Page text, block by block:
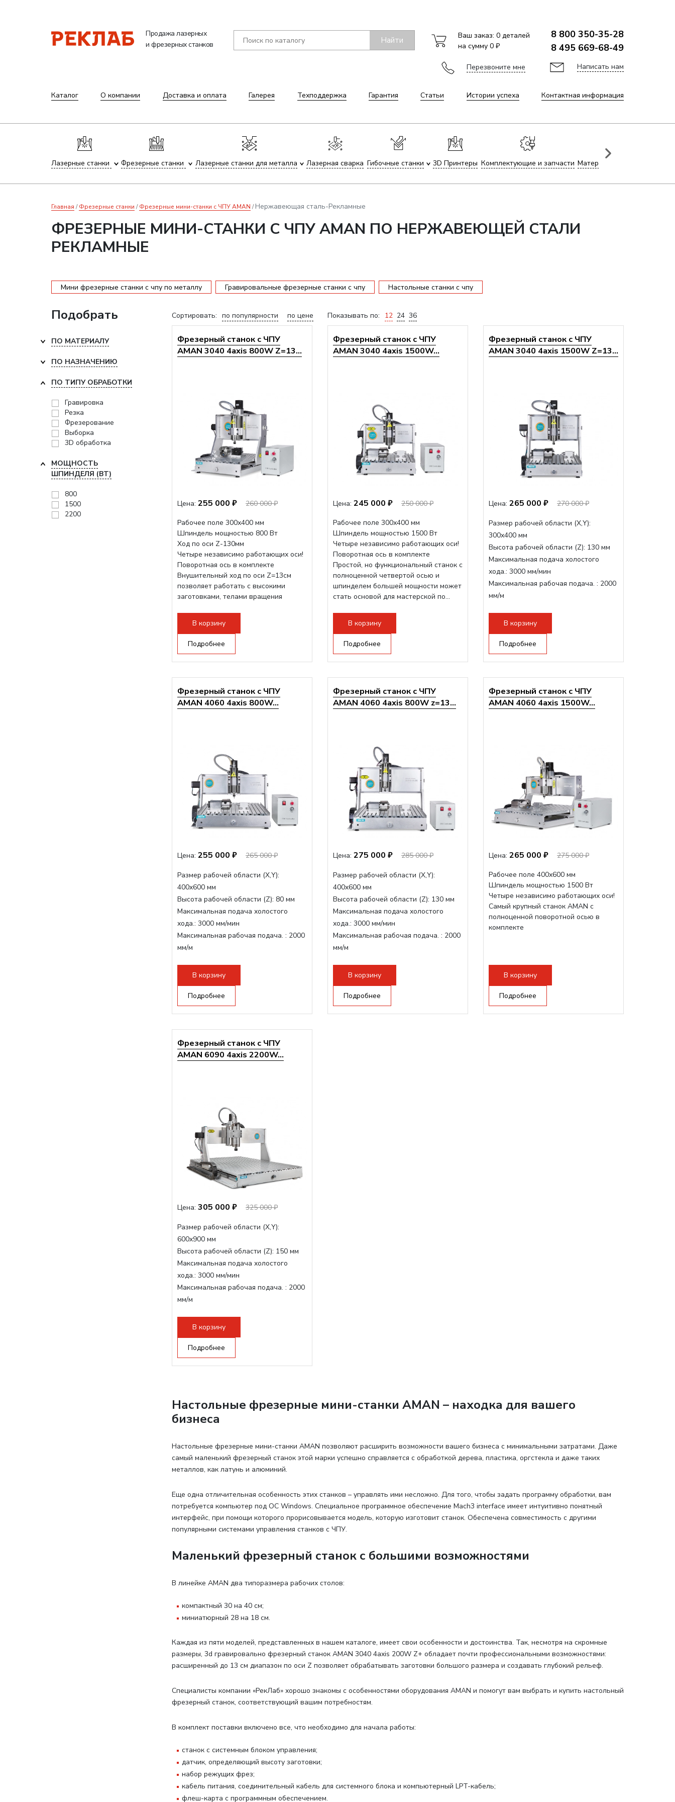
Продажа лазерных
и фрезерных станков
Найти Ваш заказ: 0деталей
на сумму 0 ₽
8 800 350-35-28
8 495 669-68-49
Перезвоните мне Написать нам
Каталог О компании Доставка и оплата Галерея Техподдержка Гарантия Статьи Истории успеха Контактная информация
Лазерные станки Фрезерные станки Лазерные станки для металла Лазерная сварка Гибочные станки 3D Принтеры Комплектующие и запчасти Материалы для лазерной
Главная Фрезерные станки Фрезерные мини-станки с ЧПУ AMAN Нержавеющая сталь-Рекламные
ФРЕЗЕРНЫЕ МИНИ-СТАНКИ С ЧПУ AMAN ПО НЕРЖАВЕЮЩЕЙ СТАЛИ
РЕКЛАМНЫЕ
Мини фрезерные станки с чпу по металлу Гравировальные фрезерные станки с чпу Настольные станки с чпу
Сортировать: по популярности по цене Показывать по: 12 24 36
Фрезерный станок с ЧПУ
AMAN 3040 4axis 800W Z=13...
Цена: 255 000 ₽
260 000 ₽
Рабочее поле 300х400 мм
Шпиндель мощностью 800 Вт
Ход по оси Z-130мм
Четыре независимо работающих оси!
Поворотная ось в комплекте
Внушительный ход по оси Z=13см
позволяет работать с высокими
заготовками, телами вращения
В корзину
Подробнее
Фрезерный станок с ЧПУ
AMAN 3040 4axis 1500W...
Цена: 245 000 ₽
250 000 ₽
Рабочее поле 300х400 мм
Шпиндель мощностью 1500 Вт
Четыре независимо работающих оси!
Поворотная ось в комплекте
Простой, но функциональный станок с
полноценной четвертой осью и
шпинделем большей мощности может
стать основой для мастерской по...
В корзину
Подробнее
Фрезерный станок с ЧПУ
AMAN 3040 4axis 1500W Z=13...
Цена: 265 000 ₽ 270 000 ₽
Размер рабочей области (Х,Y):
300x400 мм
Высота рабочей области (Z): 130 мм
Максимальная подача холостого
хода.: 3000 мм/мин
Максимальная рабочая подача. : 2000
мм/м
стандартно:Т-слот
Цанговый патрон:ER11
Мощность шпинделя:
В корзину
Подробнее
Фрезерный станок с ЧПУ
AMAN 4060 4axis 800W...
Цена: 255 000 ₽ 265 000 ₽
Размер рабочей области (Х,Y):
400x600 мм
Высота рабочей области (Z): 80 мм
Максимальная подача холостого
хода.: 3000 мм/мин
Максимальная рабочая подача. : 2000
мм/м
стандартно:Т-слот
Цанговый патрон:ER11
Мощность шпинделя:
В корзину
Подробнее
Фрезерный станок с ЧПУ
AMAN 4060 4axis 800W z=13...
Цена: 275 000 ₽ 285 000 ₽
Размер рабочей области (Х,Y):
400x600 мм
Высота рабочей области (Z): 130 мм
Максимальная подача холостого
хода.: 3000 мм/мин
Максимальная рабочая подача. : 2000
мм/м
стандартно:Т-слот
Цанговый патрон:ER11
Мощность шпинделя:
В корзину
Подробнее
Фрезерный станок с ЧПУ
AMAN 4060 4axis 1500W...
Цена: 265 000 ₽
275 000 ₽
Рабочее поле 400х600 мм
Шпиндель мощностью 1500 Вт
Четыре независимо работающих оси!
Самый крупный станок AMAN с
полноценной поворотной осью в
комплекте
В корзину
Подробнее
Фрезерный станок с ЧПУ
AMAN 6090 4axis 2200W...
Цена: 305 000 ₽ 325 000 ₽
Размер рабочей области (Х,Y):
600x900 мм
Высота рабочей области (Z): 150 мм
Максимальная подача холостого
хода.: 3000 мм/мин
Максимальная рабочая подача. : 2000
мм/м
стандартно:Т-слот
Цанговый патрон:ER20
Мощность шпинделя:
В корзину
Подробнее
Настольные фрезерные мини-станки AMAN – находка для вашего
бизнеса
Настольные фрезерные мини-станки AMAN позволяют расширить возможности вашего бизнеса с минимальными затратами. Даже
самый маленький фрезерный станок этой марки успешно справляется с обработкой дерева, пластика, оргстекла и даже таких
металлов, как латунь и алюминий.
Еще одна отличительная особенность этих станков – управлять ими несложно. Для того, чтобы задать программу обработки, вам
потребуется компьютер под ОС Windows. Специальное программное обеспечение Mach3 interface имеет интуитивно понятный
интерфейс, при помощи которого прорисовывается модель, которую изготовит станок. Обеспечена совместимость с другими
популярными системами управления станков с ЧПУ.
Маленький фрезерный станок с большими возможностями
В линейке AMAN два типоразмера рабочих столов:
компактный 30 на 40 см;
миниатюрный 28 на 18 см.
Каждая из пяти моделей, представленных в нашем каталоге, имеет свои особенности и достоинства. Так, несмотря на скромные
размеры, 3d гравировально фрезерный станок AMAN 3040 4axis 200W Z+ обладает почти профессиональными возможностями:
расширенный до 13 см диапазон по оси Z позволяет обрабатывать заготовки большого размера и создавать глубокий рельеф.
Специалисты компании «РекЛаб» хорошо знакомы с особенностями оборудования AMAN и помогут вам выбрать и купить настольный
фрезерный станок, соответствующий вашим потребностям.
В комплект поставки включено все, что необходимо для начала работы:
станок с системным блоком управления;
датчик, определяющий высоту заготовки;
набор режущих фрез;
кабель питания, соединительный кабель для системного блока и компьютерный LPT-кабель;
флеш-карта с программным обеспечением.
Подобрать
ПО МАТЕРИАЛУ
ПО НАЗНАЧЕНИЮ
ПО ТИПУ ОБРАБОТКИ
Гравировка
Резка
Фрезерование
Выборка
3D обработка
МОЩНОСТЬ
ШПИНДЕЛЯ (ВТ)
800
1500
2200